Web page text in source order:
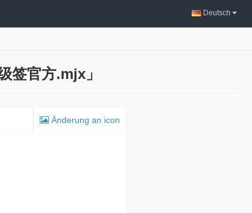
Deutsch
签官方.mjx」
Änderung an icon